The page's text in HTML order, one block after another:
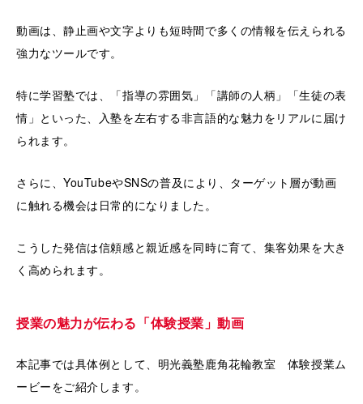
動画は、静止画や文字よりも短時間で多くの情報を伝えられる
強力なツールです。
特に学習塾では、「指導の雰囲気」「講師の人柄」「生徒の表
情」といった、入塾を左右する非言語的な魅力をリアルに届け
られます。
さらに、YouTubeやSNSの普及により、ターゲット層が動画
に触れる機会は日常的になりました。
こうした発信は信頼感と親近感を同時に育て、集客効果を大き
く高められます。
授業の魅力が伝わる「体験授業」動画
本記事では具体例として、明光義塾鹿角花輪教室 体験授業ム
ービーをご紹介します。